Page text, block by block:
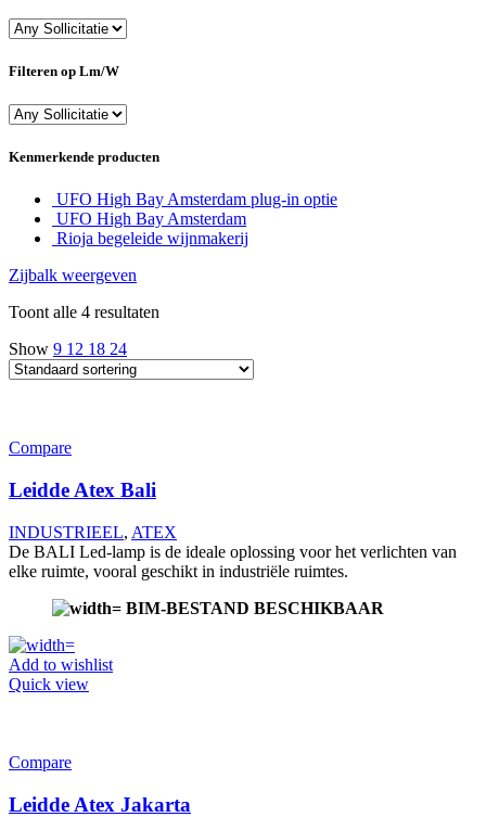
Filteren op Lm/W
Kenmerkende producten
UFO High Bay Amsterdam plug-in optie
UFO High Bay Amsterdam
Rioja begeleide wijnmakerij
Zijbalk weergeven
Toont alle 4 resultaten
Show 9 12 18 24
Compare
Leidde Atex Bali
INDUSTRIEEL, ATEX
De BALI Led-lamp is de ideale oplossing voor het verlichten van
elke ruimte, vooral geschikt in industriële ruimtes.
BIM-BESTAND BESCHIKBAAR
Add to wishlist
Quick view
Compare
Leidde Atex Jakarta